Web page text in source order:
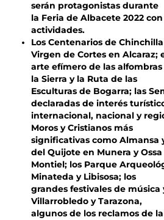
serán protagonistas durante
la Feria de Albacete 2022
actividades.
Los Centenarios de
Virgen de Cortes en Alcaraz;
arte efímero de las
la Sierra y la Ruta de las
Esculturas de Bogarra; las
declaradas de interés
internacional, nacional y
Moros y Cristianos más
significativas como Almansa
del Quijote en Munera y
Montiel; los Parque
Minateda y Libisosa; los
grandes festivales de música
Villarrobledo y Tarazona,
algunos de los reclamos de